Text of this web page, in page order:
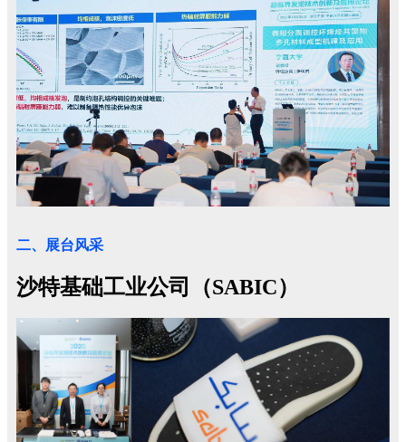
二、展台风采
沙特基础工业公司（SABIC）